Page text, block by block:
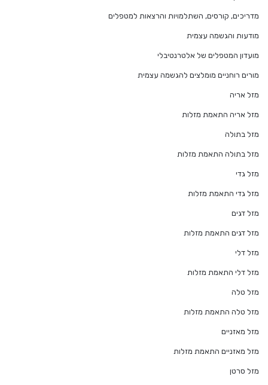
מדריכים, קורסים, השתלמויות והרצאות למטפלים
מודעות והגשמה עצמית
מועדון המטפלים של אלטרנטיבלי
מורים רוחניים מומלצים להגשמה עצמית
מזל אריה
מזל אריה התאמת מזלות
מזל בתולה
מזל בתולה התאמת מזלות
מזל גדי
מזל גדי התאמת מזלות
מזל דגים
מזל דגים התאמת מזלות
מזל דלי
מזל דלי התאמת מזלות
מזל טלה
מזל טלה התאמת מזלות
מזל מאזניים
מזל מאזניים התאמת מזלות
מזל סרטן